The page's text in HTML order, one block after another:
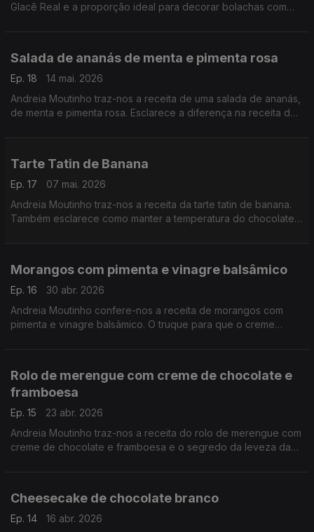
Glacê Real e a proporção ideal para decorar bolachas com
Salada de ananás de menta e pimenta rosa
Ep. 18
14 mai. 2026
Andreia Moutinho traz-nos a receita de uma salada de ananás,
de menta e pimenta rosa. Esclarece a diferença na receita dos
Tarte Tatin de Banana
Ep. 17
07 mai. 2026
Andreia Moutinho traz-nos a receita da tarte tatin de banana.
Também esclarece como manter a temperatura do chocolate
Morangos com pimenta e vinagre balsâmico
Ep. 16
30 abr. 2026
Andreia Moutinho confere-nos a receita de morangos com
pimenta e vinagre balsâmico. O truque para que o creme
Rolo de merengue com creme de chocolate e
framboesa
Ep. 15
23 abr. 2026
Andreia Moutinho traz-nos a receita do rolo de merengue com
creme de chocolate e framboesa e o segredo da leveza da
Cheesecake de chocolate branco
Ep. 14
16 abr. 2026